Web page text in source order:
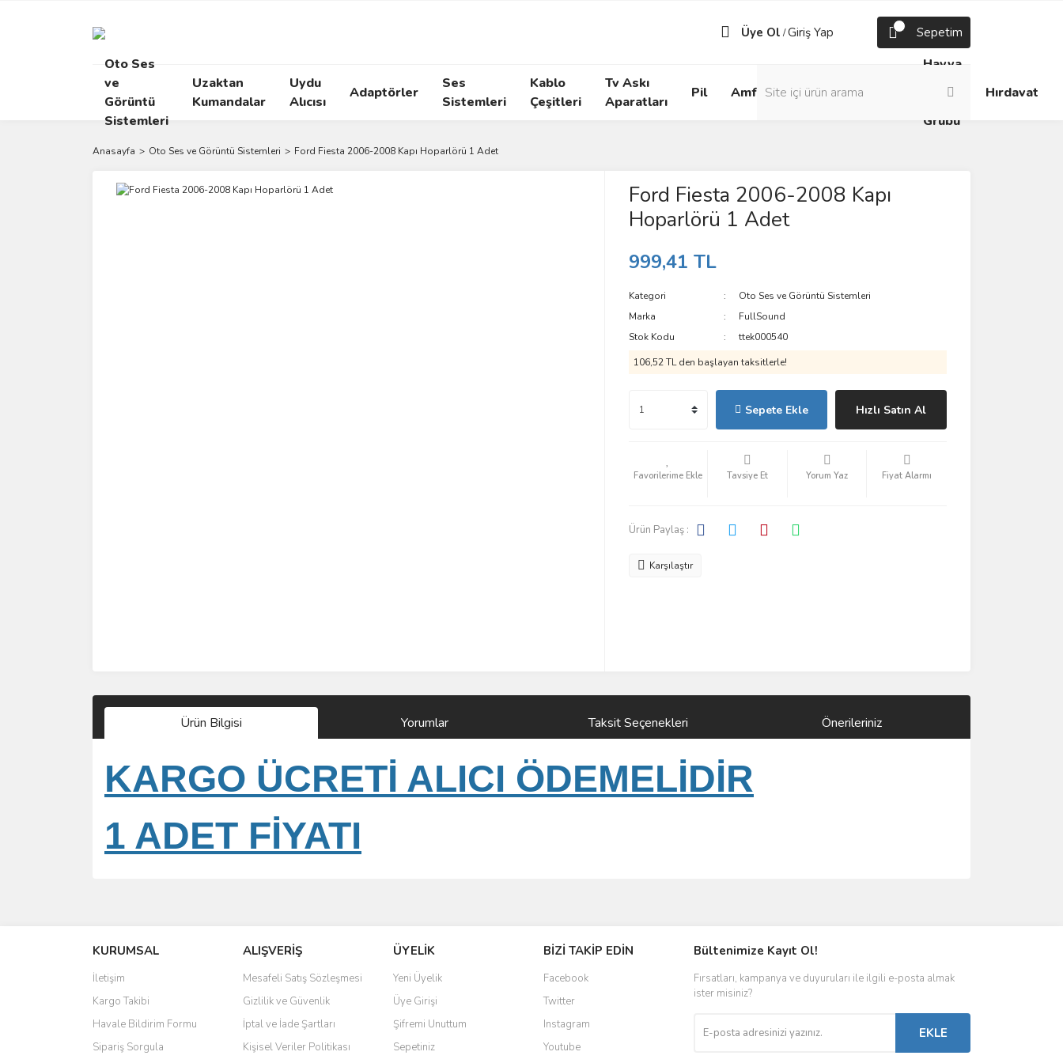
Üye Ol /Giriş Yap Sepetim
Oto Ses
ve
Görüntü
Sistemleri
Uzaktan
Kumandalar
Uydu
Alıcısı
Adaptörler
Ses
Sistemleri
Kablo
Çeşitleri
Tv Askı
Aparatları
Pil Amfi
Box
Prizler
Havya
Lehim
Grubu
Hırdavat
Anasayfa Oto Ses ve Görüntü Sistemleri Ford Fiesta 2006-2008 Kapı Hoparlörü 1 Adet
Ford Fiesta 2006-2008 Kapı
Hoparlörü 1 Adet
999,41 TL
Kategori
Oto Ses ve Görüntü Sistemleri
Marka
FullSound
Stok Kodu
ttek000540
106,52 TL den başlayan taksitlerle!
Sepete Ekle Hızlı Satın Al
Tavsiye Et Yorum Yaz Fiyat Alarmı
Ürün Paylaş :
Karşılaştır
Ürün Bilgisi Yorumlar Taksit Seçenekleri Önerileriniz
KARGO ÜCRETİ ALICI ÖDEMELİDİR
1 ADET FİYATI
Ürün resmi kalitesiz, bozuk veya görüntülenemiyor.
Ürün açıklamasında eksik bilgiler bulunuyor.
Ürün bilgilerinde hatalar bulunuyor.
Ürün fiyatı diğer sitelerden daha pahalı.
Bu ürüne benzer farklı alternatifler olmalı.
KURUMSAL
İletişim
Kargo Takibi
Havale Bildirim Formu
Sipariş Sorgula
ALIŞVERİŞ
Mesafeli Satış Sözleşmesi
Gizlilik ve Güvenlik
İptal ve İade Şartları
Kişisel Veriler Politikası
ÜYELİK
Yeni Üyelik
Üye Girişi
Şifremi Unuttum
Sepetiniz
BİZİ TAKİP EDİN
Facebook
Twitter
Instagram
Youtube
Bültenimize Kayıt Ol!
Fırsatları, kampanya ve duyuruları ile ilgili e-posta almak
ister misiniz?
EKLE